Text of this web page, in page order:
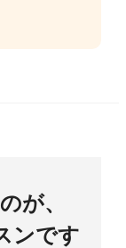
が、
ンです